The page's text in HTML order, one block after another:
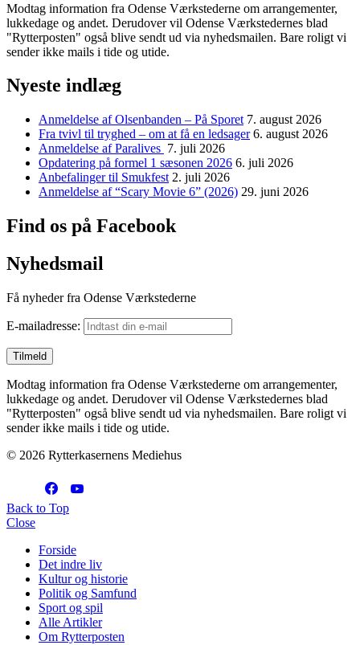
Modtag information fra Odense Værkstederne om arrangementer,
lukkedage og andet. Derudover vil Odense Værkstedernes blad
"Rytterposten" også blive sendt ud via nyhedsmailen. Bare roligt vi
sender ikke mails i tide og utide.
Nyeste indlæg
Anmeldelse af Olsenbanden – På Sporet 7. august 2026
Fra tvivl til tryghed – om at få en ledsager 6. august 2026
Anmeldelse af Paralives 7. juli 2026
Opdatering på formel 1 sæsonen 2026 6. juli 2026
Anbefalinger til Smukfest 2. juli 2026
Anmeldelse af “Scary Movie 6” (2026) 29. juni 2026
Find os på Facebook
Nyhedsmail
Få nyheder fra Odense Værkstederne
E-mailadresse:
Modtag information fra Odense Værkstederne om arrangementer,
lukkedage og andet. Derudover vil Odense Værkstedernes blad
"Rytterposten" også blive sendt ud via nyhedsmailen. Bare roligt vi
sender ikke mails i tide og utide.
© 2026 Rytterkasernens Mediehus
Back to Top
Close
Forside
Det indre liv
Kultur og historie
Politik og Samfund
Sport og spil
Alle Artikler
Om Rytterposten